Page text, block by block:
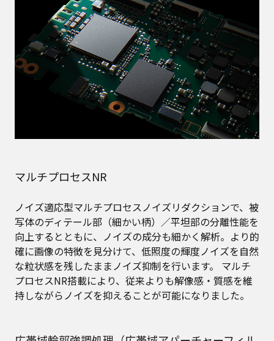
マルチプロセスNR
ノイズ適応型マルチプロセスノイズリダクションで、被
写体のディテール部（細かい柄）／平坦部の分離性能を
向上するとともに、ノイズの成分も細かく解析。より的
確に画像の特徴を見分けて、低照度の輝度ノイズを自然
な粒状感を残したままノイズ抑制を行います。 マルチ
プロセスNR搭載により、従来よりも解像感・質感を維
持しながらノイズを抑えることが可能になりました。